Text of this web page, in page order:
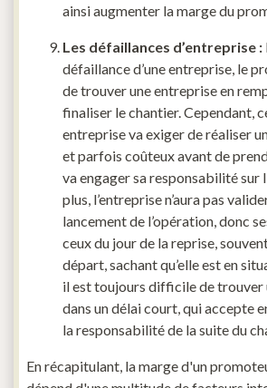
ainsi augmenter la marge du
Les défaillances d’entreprise :
défaillance d’une entreprise, le
de trouver une entreprise en
finaliser le chantier. Cependant,
entreprise va exiger de réaliser
et parfois coûteux avant de
va engager sa responsabilité sur
plus, l’entreprise n’aura pas
lancement de l’opération, donc
ceux du jour de la reprise,
départ, sachant qu’elle est en
il est toujours difficile de trouver
dans un délai court, qui accepte
la responsabilité de la suite du
En récapitulant, la marge d'un